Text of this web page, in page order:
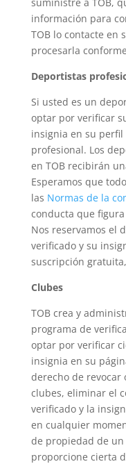
información para
TOB lo contacte en
procesarla
Deportistas
Si usted es un
optar por verificar
insignia en su
profesional. Los
en TOB recibirán
Esperamos que
las Normas de la
conducta que
Nos reservamos el
verificado y su
suscripción
Clubes
TOB crea y
programa de
optar por verificar
insignia en su
derecho de
clubes, eliminar el
verificado y la
en cualquier
de propiedad de
proporcione cierta